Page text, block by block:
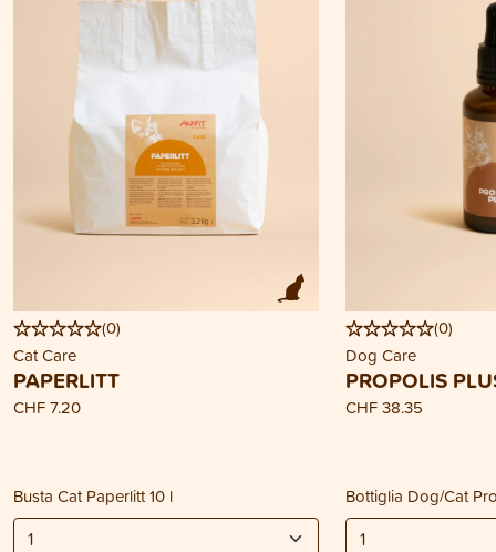
(0)
Cat Care
PAPERLITT
CHF 7.20
Busta Cat Paperlitt 10 l
(0)
Dog Care
PROPOLIS
CHF 38.35
Bottiglia Dog/Cat